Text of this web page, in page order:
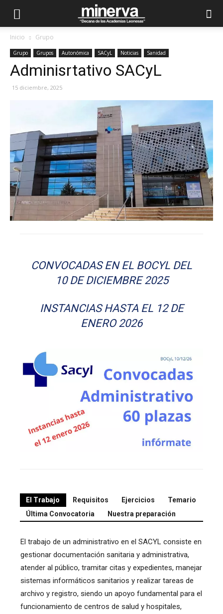
Inicio Grupo
Grupo Grupos Autonómica SACyL Noticias Sanidad
Adminisrtativo SACyL
15 diciembre, 2025
CONVOCADAS EN EL BOCYL DEL
10 DE DICIEMBRE 2025
INSTANCIAS HASTA EL 12 DE
ENERO 2026
El Trabajo Requisitos Ejercicios
Temario
Última Convocatoria
Nuestra preparación
El trabajo de un administrativo en el SACYL consiste en
gestionar documentación sanitaria y administrativa,
atender al público, tramitar citas y expedientes, manejar
sistemas informáticos sanitarios y realizar tareas de
archivo y registro, siendo un apoyo fundamental para el
funcionamiento de centros de salud y hospitales,